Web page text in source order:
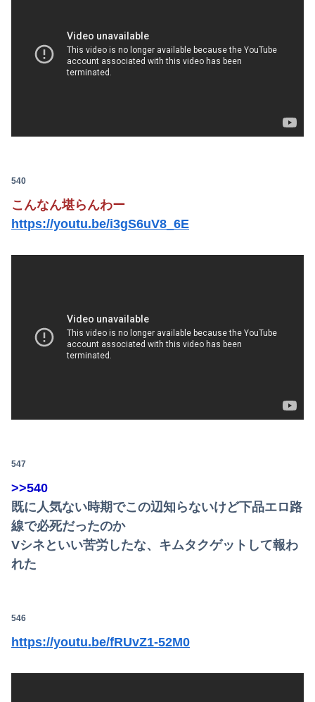
540
こんなん堪らんわー
https://youtu.be/i3gS6uV8_6E
547
>>540
既に人気ない時期でこの辺知らないけど下品エロ路
線で必死だったのか
Vシネといい苦労したな、キムタクゲットして報わ
れた
546
https://youtu.be/fRUvZ1-52M0